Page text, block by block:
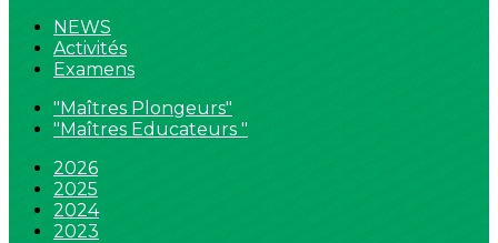
NEWS
Activités
Examens
"Maîtres Plongeurs"
"Maîtres Educateurs "
2026
2025
2024
2023